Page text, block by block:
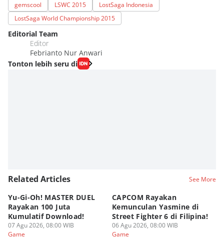
gemscool LSWC 2015
LostSaga Indonesia
LostSaga World Championship 2015
Editorial Team
Editor
Febrianto Nur Anwari
Tonton lebih seru di
Related Articles See More
Yu-Gi-Oh! MASTER DUEL
Rayakan 100 Juta
Kumulatif Download!
07 Agu 2026, 08:00 WIB
Game
CAPCOM Rayakan
Kemunculan Yasmine di
Street Fighter 6 di Filipina!
06 Agu 2026, 08:00 WIB
Game